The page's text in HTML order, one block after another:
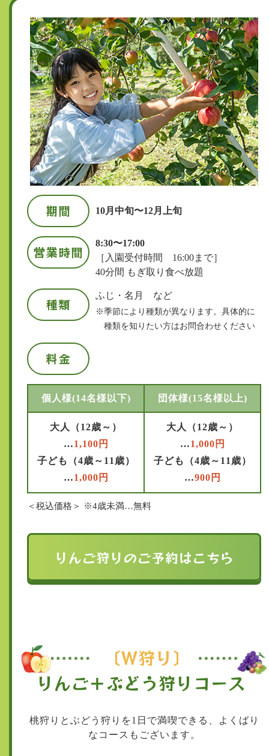
期間 10月中旬〜12月上旬
営業時間
8:30〜17:00
［入園受付時間 16:00まで］
40分間 もぎ取り食べ放題
種類
ふじ・名月 など
※季節により種類が異なります。具体的に
種類を知りたい方はお問合わせください
料金
個人様(14名様以下) 団体様(15名様以上)
大人（12歳～）
…1,100円
子ども（4歳～11歳）
…1,000円
大人（12歳～）
…1,000円
子ども（4歳～11歳）
…900円
＜税込価格＞ ※4歳未満…無料
りんご狩りのご予約はこちら
〔W狩り〕
りんご＋ぶどう狩りコース
桃狩りとぶどう狩りを1日で満喫できる、よくばり
なコースもございます。